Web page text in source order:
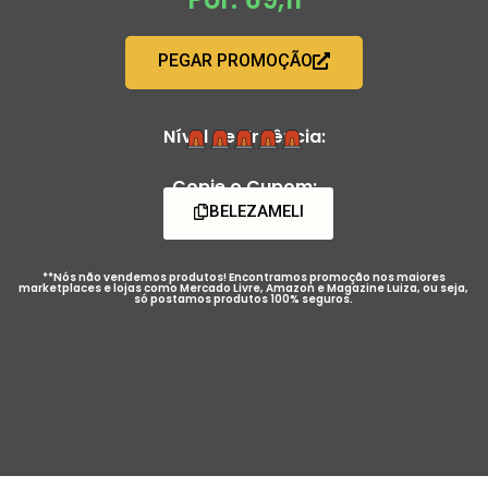
PEGAR PROMOÇÃO
Nível de Urgência:
Copie o Cupom:
BELEZAMELI
**Nós não vendemos produtos! Encontramos promoção nos maiores
marketplaces e lojas como Mercado Livre, Amazon e Magazine Luiza, ou seja,
só postamos produtos 100% seguros.